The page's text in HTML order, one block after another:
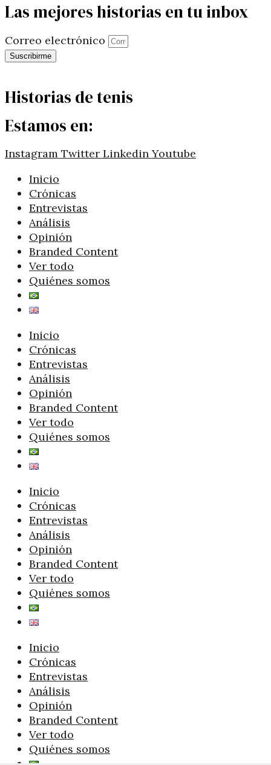
Las mejores historias en tu inbox
Correo electrónico
Suscribirme
Historias de tenis
Estamos en:
Instagram Twitter Linkedin Youtube
Inicio
Crónicas
Entrevistas
Análisis
Opinión
Branded Content
Ver todo
Quiénes somos
Inicio
Crónicas
Entrevistas
Análisis
Opinión
Branded Content
Ver todo
Quiénes somos
Inicio
Crónicas
Entrevistas
Análisis
Opinión
Branded Content
Ver todo
Quiénes somos
Inicio
Crónicas
Entrevistas
Análisis
Opinión
Branded Content
Ver todo
Quiénes somos